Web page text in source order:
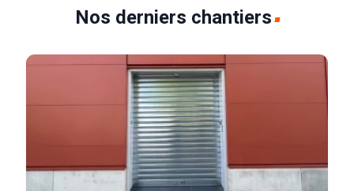
Nos derniers chantiers